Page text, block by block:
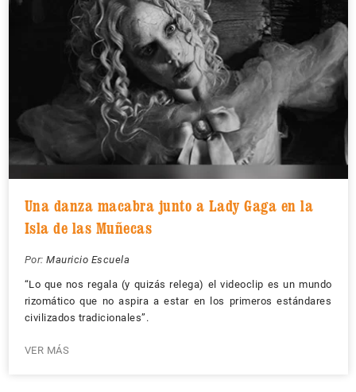
Una danza macabra junto a Lady Gaga en la
Isla de las Muñecas
Por: Mauricio Escuela
“Lo que nos regala (y quizás relega) el videoclip es un mundo
rizomático que no aspira a estar en los primeros estándares
civilizados tradicionales”.
VER MÁS